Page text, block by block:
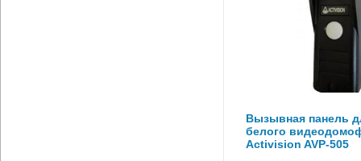
Вызывная панель
белого
Activision AVP-505